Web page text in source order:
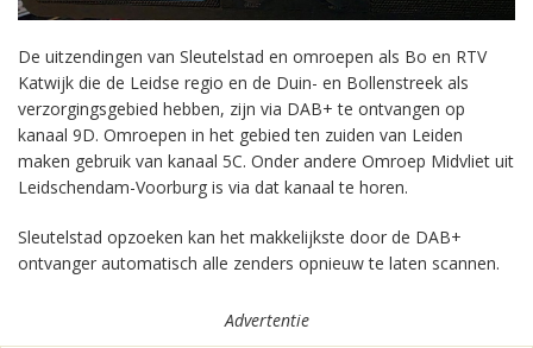
De uitzendingen van Sleutelstad en omroepen als Bo en RTV
Katwijk die de Leidse regio en de Duin- en Bollenstreek als
verzorgingsgebied hebben, zijn via DAB+ te ontvangen op
kanaal 9D. Omroepen in het gebied ten zuiden van Leiden
maken gebruik van kanaal 5C. Onder andere Omroep Midvliet uit
Leidschendam-Voorburg is via dat kanaal te horen.
Sleutelstad opzoeken kan het makkelijkste door de DAB+
ontvanger automatisch alle zenders opnieuw te laten scannen.
Advertentie